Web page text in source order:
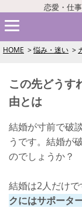
恋愛・仕
HOME 悩み・迷い
この先どうす
由とは
結婚が寸前で破
うです。結婚が
のでしょうか？
結婚は2人だけで
クにはサポータ